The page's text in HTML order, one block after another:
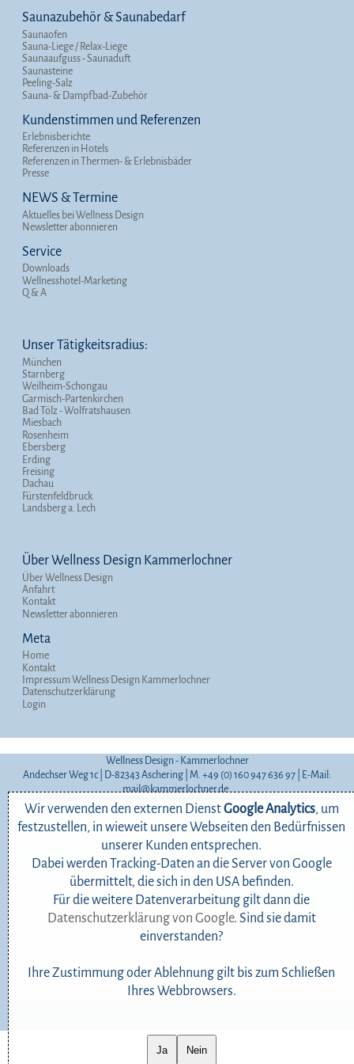
Wir verwenden den externen DienstGoogle Analytics, um
festzustellen, in wieweit unsere Webseiten den Bedürfnissen
unserer Kunden entsprechen.
Dabei werden Tracking-Daten an die Server von Google
übermittelt, die sich in den USA befinden.
Für die weitere Datenverarbeitung gilt dann die
Datenschutzerklärung von Google. Sind sie damit
einverstanden?
Ihre Zustimmung oder Ablehnung gilt bis zum Schließen
Ihres Webbrowsers.
Ja Nein
Unser Tätigkeitsradius:
München
Starnberg
Weilheim-Schongau
Garmisch-Partenkirchen
Bad Tölz - Wolfratshausen
Miesbach
Rosenheim
Ebersberg
Erding
Freising
Dachau
Fürstenfeldbruck
Landsberg a. Lech
Saunazubehör & Saunabedarf
Saunaofen
Sauna-Liege / Relax-Liege
Saunaaufguss - Saunaduft
Saunasteine
Peeling-Salz
Sauna- & Dampfbad-Zubehör
Kundenstimmen und Referenzen
Erlebnisberichte
Referenzen in Hotels
Referenzen in Thermen- & Erlebnisbäder
Presse
NEWS & Termine
Aktuelles bei Wellness Design
Newsletter abonnieren
Service
Downloads
Wellnesshotel-Marketing
Q & A
Über Wellness Design Kammerlochner
Über Wellness Design
Anfahrt
Kontakt
Newsletter abonnieren
Meta
Home
Kontakt
Impressum Wellness Design Kammerlochner
Datenschutzerklärung
Login
Wellness Design - Kammerlochner
Andechser Weg 1c | D-82343 Aschering | M. +49 (0) 160 947 636 97 | E-Mail:
mail@kammerlochner.de
Home Kontakt
Impressum Wellness Design
Kammerlochner
Login
Powered by eduxx iRS